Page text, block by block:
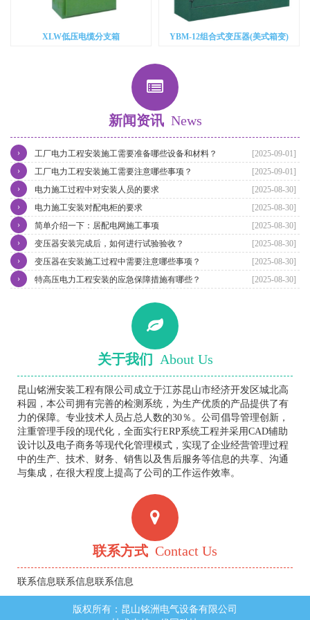
XLW低压电缆分支箱 YBM-12组合式变压器(美式箱变)
新闻资讯 News
[2025-09-01]
工厂电力工程安装施工需要准备哪些设备和材料？
›
[2025-09-01]
工厂电力工程安装施工需要注意哪些事项？
›
[2025-08-30]
电力施工过程中对安装人员的要求
›
[2025-08-30]
电力施工安装对配电柜的要求
›
[2025-08-30]
简单介绍一下：居配电网施工事项
›
[2025-08-30]
变压器安装完成后，如何进行试验验收？
›
[2025-08-30]
变压器在安装施工过程中需要注意哪些事项？
›
[2025-08-30]
特高压电力工程安装的应急保障措施有哪些？
›
关于我们 About Us
昆山铭洲安装工程有限公司成立于江苏昆山市经济开发区城北高
科园，本公司拥有完善的检测系统，为生产优质的产品提供了有
力的保障。专业技术人员占总人数的30％。公司倡导管理创新，
注重管理手段的现代化，全面实行ERP系统工程并采用CAD辅助
设计以及电子商务等现代化管理模式，实现了企业经营管理过程
中的生产、技术、财务、销售以及售后服务等信息的共享、沟通
与集成，在很大程度上提高了公司的工作运作效率。
联系方式 Contact Us
联系信息联系信息联系信息
版权所有：昆山铭洲电气设备有限公司